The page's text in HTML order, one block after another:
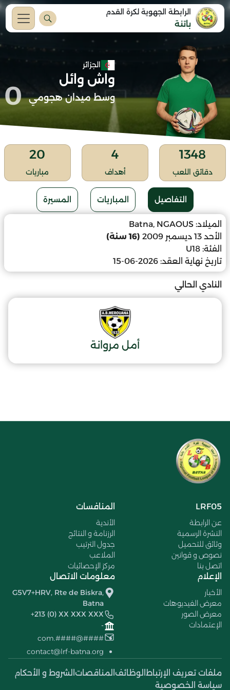
الرابطة الجهوية لكرة القدم
باتنة
الجزائر
واش وائل
وسط ميدان هجومي 0
1348
دقائق اللعب
4
أهداف
20
مباريات
التفاصيل المباريات المسيرة
الميلاد: Batna, NGAOUS
الأحد 13 ديسمبر 2009
(16 سنة)
الفئة: U18
تاريخ نهاية العقد: 2026-06-15
النادي الحالي
أمل مروانة
LRF05
عن الرابطة
النشرة الرسمية
وثائق للتحميل
نصوص و قوانين
اتصل بنا
المنافسات
الأندية
الرزنامة و النتائج
جدول الترتيب
الملاعب
مركز الإحصائيات
الإعلام
الأخبار
معرض الفيديوهات
معرض الصور
الإعتمادات
معلومات الاتصال
G5V7+HRV, Rte de Biskra,
Batna
+213 (0) XX XXX XXX
-
####@####.com
contact@lrf-batna.org
ملفات تعريف الإرتباط الوظائف المناقصات الشروط و الأحكام
سياسة الخصوصية